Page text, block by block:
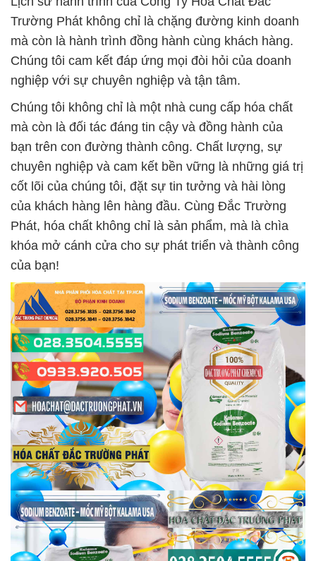
Trường Phát không chỉ là chặng đường kinh doanh
mà còn là hành trình đồng hành cùng khách hàng.
Chúng tôi cam kết đáp ứng mọi đòi hỏi của doanh
nghiệp với sự chuyên nghiệp và tận tâm.
Chúng tôi không chỉ là một nhà cung cấp hóa chất
mà còn là đối tác đáng tin cậy và đồng hành của
bạn trên con đường thành công. Chất lượng, sự
chuyên nghiệp và cam kết bền vững là những giá trị
cốt lõi của chúng tôi, đặt sự tin tưởng và hài lòng
của khách hàng lên hàng đầu. Cùng Đắc Trường
Phát, hóa chất không chỉ là sản phẩm, mà là chìa
khóa mở cánh cửa cho sự phát triển và thành công
của bạn!